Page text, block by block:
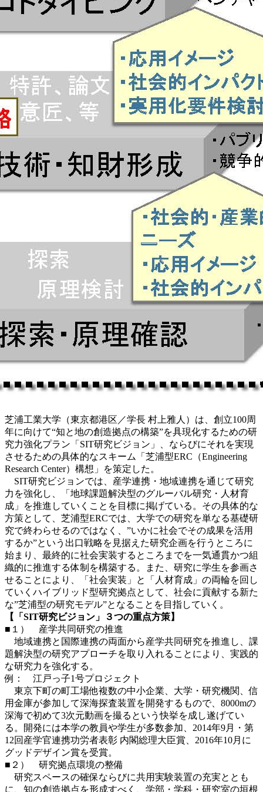
芝浦工業大学（東京都港区／学長 村上雅人）は、創立100周
年に向けて“知と地の創造拠点の構築”を具現化するための研
究力強化プラン「SIT研究ビジョン」、ならびにそれを実現
させるための具体的なスキーム「芝浦型ERC（Engineering
Research Center）構想」を策定した。
SIT研究ビジョンでは、産学連携・地域連携を通じて研究
力を強化し、「地球課題解決型のグルーバル研究・人材育
成」を推進していくことを目標に掲げている。その具体的な
方策として、芝浦型ERCでは、大学での研究を単なる基礎研
究で終わらせるのではなく、”いかに社会でその成果を活用
するか”という出口戦略を見据えた研究企画を行うところに
始まり、最終的に社会実装するところまでを一気通貫かつ組
織的に推進する体制を構築する。また、研究に学生を参画さ
せることにより、「社会実装」と「人材育成」の両輪を回し
ていくハイブリッド型研究拠点として、社会に貢献する新た
な”芝浦型の研究モデル”となることを目指していく。
【「SIT研究ビジョン」３つの重点方策】
■１） 産学共同研究の推進
地域連携と国際連携の両面から産学共同研究を推進し、課
題解決型の研究アプローチを取り入れることにより、実践的
な研究力を強化する。
例： 江戸っ子1号プロジェクト
東京下町の町工場他複数の中小企業、大学・研究機関、信
用金庫が参加して深海探査装置を開発するもので、8000mの
深海で初めて3次元動画を撮るという快挙を成し遂げてい
る。開発には本学の教員や学生が多数参加、2014年9月・第
12回産学官連携功労者表彰 内閣総理大臣賞、2016年10月に
グッドデザイン賞を受賞。
■２） 研究拠点環境の整備
研究スペースの確保ならびに共用実験装置の充実ととも
に、知の創造拠点を形成すべく、学部・学科・研究室の垣根